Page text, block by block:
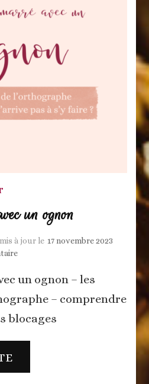
un ognon
mis à jour le 17 novembre 2023
sur
a
avec
un
ognon
un ognon – les
– comprendre
blocages